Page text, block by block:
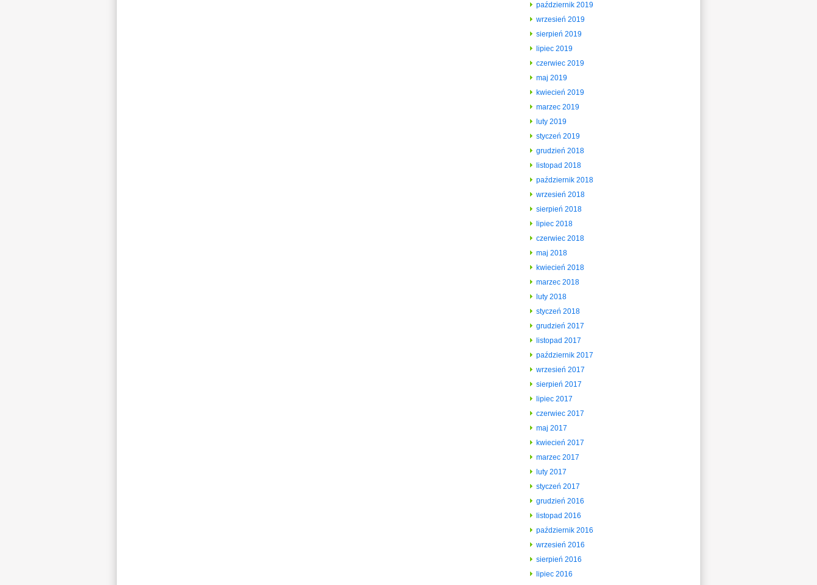
październik 2019
wrzesień 2019
sierpień 2019
lipiec 2019
czerwiec 2019
maj 2019
kwiecień 2019
marzec 2019
luty 2019
styczeń 2019
grudzień 2018
listopad 2018
październik 2018
wrzesień 2018
sierpień 2018
lipiec 2018
czerwiec 2018
maj 2018
kwiecień 2018
marzec 2018
luty 2018
styczeń 2018
grudzień 2017
listopad 2017
październik 2017
wrzesień 2017
sierpień 2017
lipiec 2017
czerwiec 2017
maj 2017
kwiecień 2017
marzec 2017
luty 2017
styczeń 2017
grudzień 2016
listopad 2016
październik 2016
wrzesień 2016
sierpień 2016
lipiec 2016